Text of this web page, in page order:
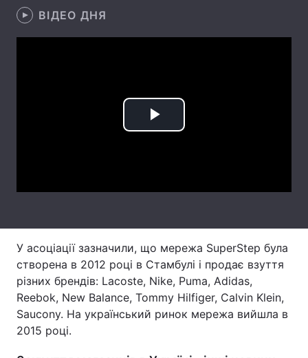
Інтерв'ю
Архів Вакансії
Тема оформлення
ВІДЕО ДНЯ
Play
У асоціації зазначили, що мережа SuperStep була
створена в 2012 році в Стамбулі і продає взуття
різних брендів: Lacoste, Nike, Puma, Adidas,
Reebok, New Balance, Tommy Hilfiger, Calvin Klein,
Saucony. На український ринок мережа вийшла в
2015 році.